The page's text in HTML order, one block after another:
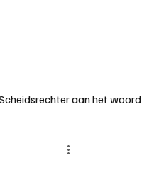
aan het woord
van het seizoen